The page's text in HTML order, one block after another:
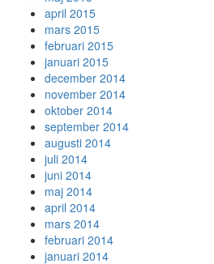
april 2015
mars 2015
februari 2015
januari 2015
december 2014
november 2014
oktober 2014
september 2014
augusti 2014
juli 2014
juni 2014
maj 2014
april 2014
mars 2014
februari 2014
januari 2014